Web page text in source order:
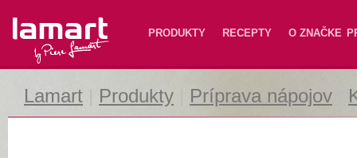
Lamart PRODUKTY RECEPTY O ZNAČKE
Lamart Produkty Príprava nápojov